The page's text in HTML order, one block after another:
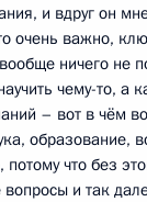
и вдруг он
очень важно,
ничего не
чему-то, а
– вот в чём
образование,
потому что без
и так